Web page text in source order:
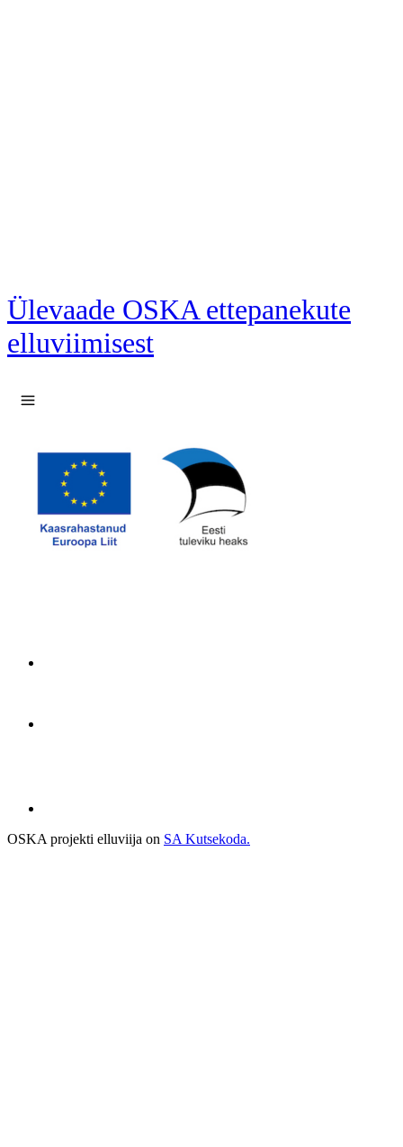
Ülevaade OSKA ettepanekute
elluviimisest
Ava menüü
OSKA projekti elluviija on SA Kutsekoda.